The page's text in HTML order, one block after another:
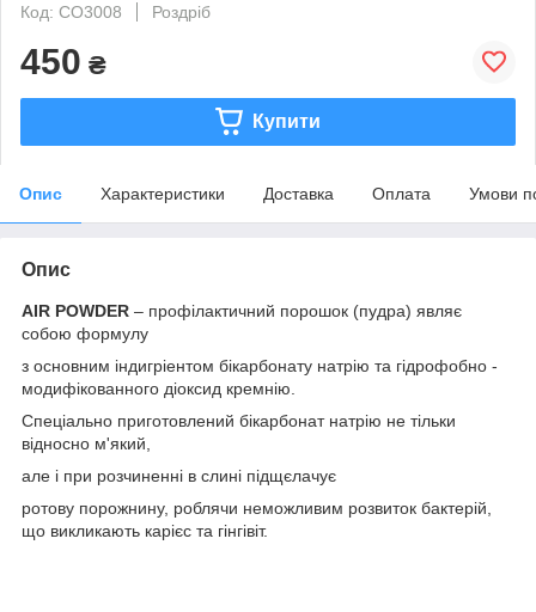
Код: СО3008
Роздріб
450 ₴
Купити
Опис Характеристики Доставка Оплата Умови
Опис
AIR POWDER – профілактичний порошок (пудра) являє
собою формулу
з основним індигріентом бікарбонату натрію та гідрофобно -
модифікованного діоксид кремнію.
Спеціально приготовлений бікарбонат натрію не тільки
відносно м'який,
але і при розчиненні в слині підщєлачує
ротову порожнину, роблячи неможливим розвиток бактерій,
що викликають карієс та гінгівіт.